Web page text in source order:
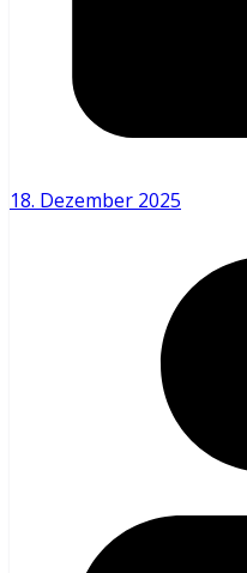
18. Dezember 2025